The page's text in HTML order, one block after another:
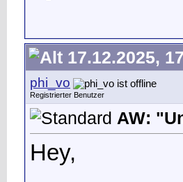
17.12.2025,
phi_vo
Registrierter Benutzer
AW:
Hey,